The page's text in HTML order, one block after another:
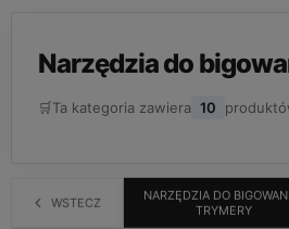
Wybierz coś dla siebie z naszej
Narzędzia do
🛒Ta kategoria zawiera 10
WSTECZ
NARZĘDZIA DO
TRYMERY